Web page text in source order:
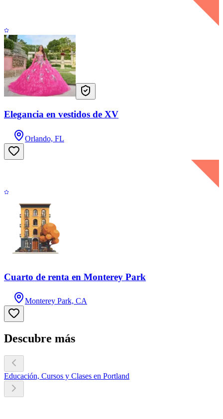
Elegancia en vestidos de XV
Orlando, FL
Cuarto de renta en Monterey Park
Monterey Park, CA
Descubre más
Educación, Cursos y Clases en Portland